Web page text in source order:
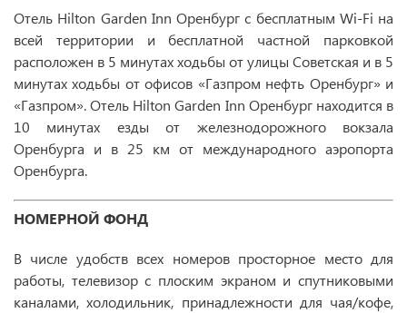
Отель Hilton Garden Inn Оренбург с бесплатным Wi-Fi на
всей территории и бесплатной частной парковкой
расположен в 5 минутах ходьбы от улицы Советская и в 5
минутах ходьбы от офисов «Газпром нефть Оренбург» и
«Газпром». Отель Hilton Garden Inn Оренбург находится в
10 минутах езды от железнодорожного вокзала
Оренбурга и в 25 км от международного аэропорта
Оренбурга.
НОМЕРНОЙ ФОНД
В числе удобств всех номеров просторное место для
работы, телевизор с плоским экраном и спутниковыми
каналами, холодильник, принадлежности для чая/кофе,